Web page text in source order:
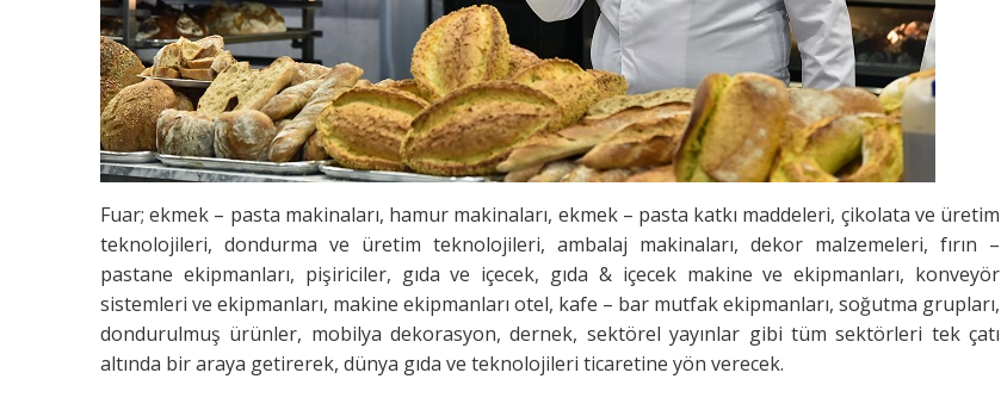
Fuar; ekmek – pasta makinaları, hamur makinaları, ekmek – pasta katkı maddeleri, çikolata ve üretim
teknolojileri, dondurma ve üretim teknolojileri, ambalaj makinaları, dekor malzemeleri, fırın –
pastane ekipmanları, pişiriciler, gıda ve içecek, gıda & içecek makine ve ekipmanları, konveyör
sistemleri ve ekipmanları, makine ekipmanları otel, kafe – bar mutfak ekipmanları, soğutma grupları,
dondurulmuş ürünler, mobilya dekorasyon, dernek, sektörel yayınlar gibi tüm sektörleri tek çatı
altında bir araya getirerek, dünya gıda ve teknolojileri ticaretine yön verecek.